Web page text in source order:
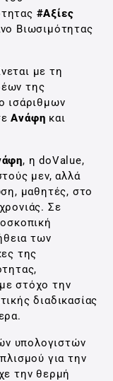
#Αξίες
Βιωσιμότητας
με τη
της
ισάριθμων
Ανάφη και
, η doValue,
μεν, αλλά
μαθητές, στο
Σε
των
της
στόχο την
διαδικασίας
υπολογιστών
για την
την θερμή